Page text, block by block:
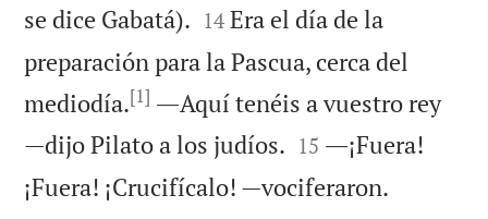
se dice Gabatá). 

14 Era el día de la
preparación para la Pascua, cerca del
mediodía.[1] ―Aquí tenéis a vuestro rey
—dijo Pilato a los judíos. 

15 ―¡Fuera!
¡Fuera! ¡Crucifícalo! —vociferaron.